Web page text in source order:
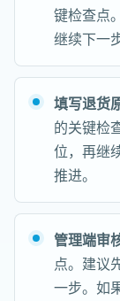
键检查点
继续下一
填写退货
的关键检
位，再继
推进。
管理端审
点。建议
一步。如